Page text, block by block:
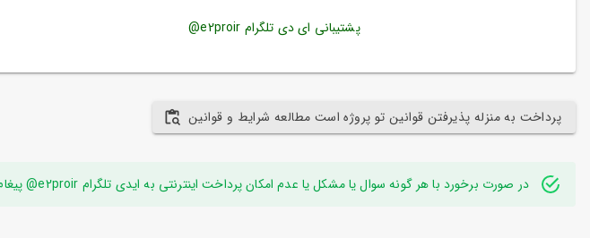
پشتیبانی ای دی تلگرام e2proir@
پرداخت به منزله پذیرفتن قوانین تو پروژه است مطالعه شرایط و قوانین
در صورت برخورد با هر گونه سوال یا مشکل یا عدم امکان پرداخت اینترنتی به ایدی تلگرام e2proir@ پیغام بفرستید